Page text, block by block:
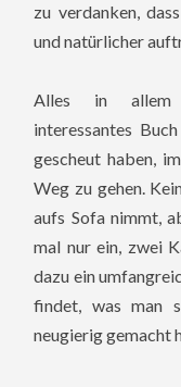
zu verdanken,
und natürlicher
Alles in allem
interessantes
gescheut haben,
Weg zu gehen.
aufs Sofa nimmt,
mal nur ein, zwei
dazu ein
findet, was man
neugierig gemacht